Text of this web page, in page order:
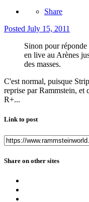
Share
Posted July 15, 2011
Sinon pour
en live au Arènes
des masses.
C'est normal, puisque
reprise par Rammstein, et
R+...
Link to post
Share on other sites